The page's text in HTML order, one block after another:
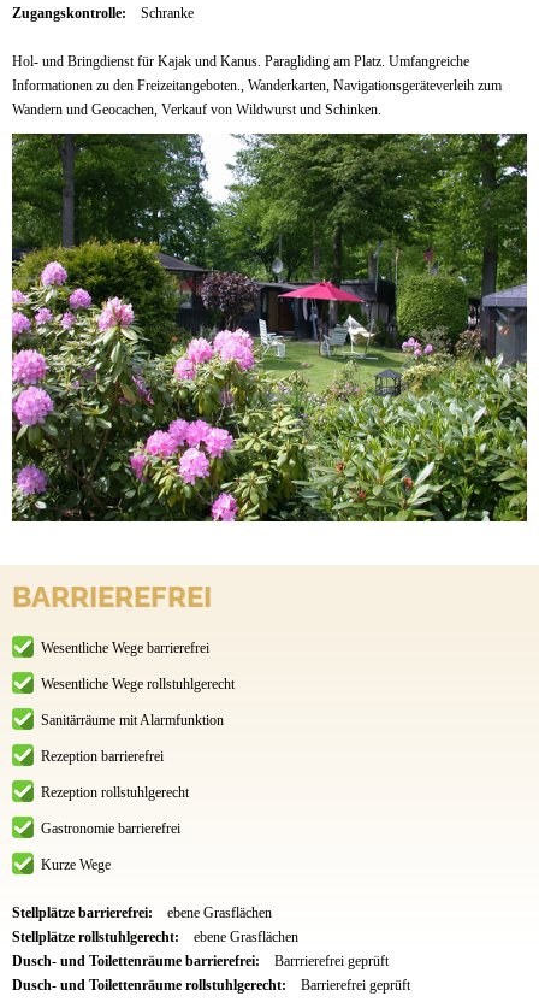
Zugangskontrolle:
Schranke
Hol- und Bringdienst für Kajak und Kanus. Paragliding am Platz. Umfangreiche
Informationen zu den Freizeitangeboten., Wanderkarten, Navigationsgeräteverleih zum
Wandern und Geocachen, Verkauf von Wildwurst und Schinken.
BARRIEREFREI
Wesentliche Wege barrierefrei
Wesentliche Wege rollstuhlgerecht
Sanitärräume mit Alarmfunktion
Rezeption barrierefrei
Rezeption rollstuhlgerecht
Gastronomie barrierefrei
Kurze Wege
Stellplätze barrierefrei:
ebene Grasflächen
Stellplätze rollstuhlgerecht:
ebene Grasflächen
Dusch- und Toilettenräume barrierefrei:
Barrrierefrei geprüft
Dusch- und Toilettenräume rollstuhlgerecht:
Barrierefrei geprüft